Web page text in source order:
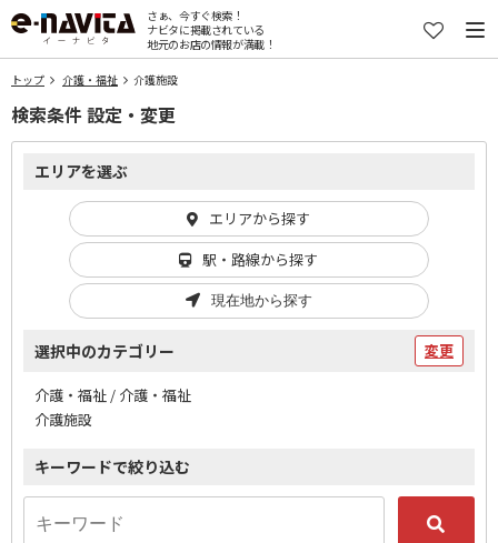
さぁ、今すぐ検索！
ナビタに掲載されている
地元のお店の情報が満載！
トップ 介護・福祉 介護施設
検索条件 設定・変更
エリアを選ぶ
エリアから探す
駅・路線から探す
現在地から探す
選択中のカテゴリー 変更
介護・福祉 / 介護・福祉
介護施設
キーワードで絞り込む